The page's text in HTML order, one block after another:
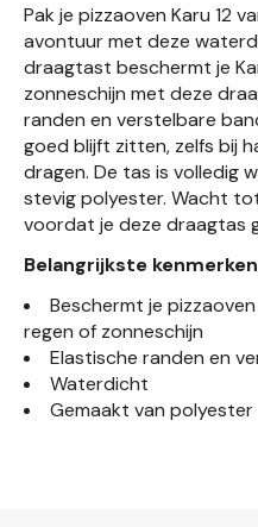
Pak je pizzaoven Karu 12
avontuur met deze
draagtast beschermt je
zonneschijn met deze
randen en verstelbare
goed blijft zitten, zelfs bij
dragen. De tas is volledig
stevig polyester. Wacht
voordat je deze draagtas
Belangrijkste
Beschermt je
regen of zonneschijn
Elastische randen en
Waterdicht
Gemaakt van polyester